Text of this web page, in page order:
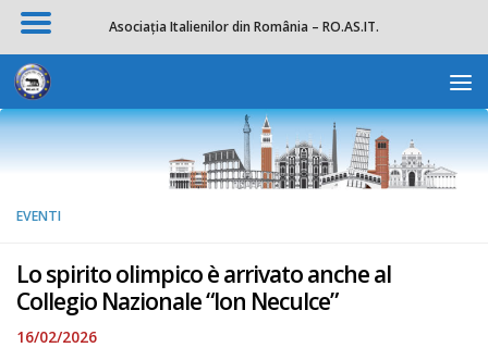
Apri la
Salta al contenuto
EVENTI
Lo spirito olimpico è arrivato anche al
Collegio Nazionale “Ion Neculce”
16/02/2026
Asociația Italienilor din România – RO.AS.IT.